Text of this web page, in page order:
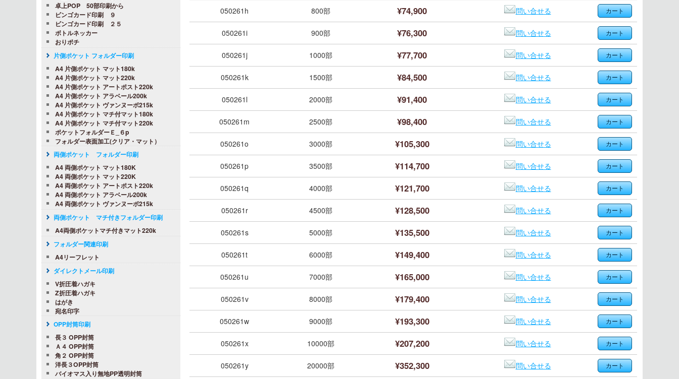
050261h 800部 ¥74,900 問い合せる
050261i 900部 ¥76,300 問い合せる
050261j 1000部 ¥77,700 問い合せる
050261k 1500部 ¥84,500 問い合せる
050261l 2000部 ¥91,400 問い合せる
050261m 2500部 ¥98,400 問い合せる
050261o 3000部 ¥105,300 問い合せる
050261p 3500部 ¥114,700 問い合せる
050261q 4000部 ¥121,700 問い合せる
050261r 4500部 ¥128,500 問い合せる
050261s 5000部 ¥135,500 問い合せる
050261t 6000部 ¥149,400 問い合せる
050261u 7000部 ¥165,000 問い合せる
050261v 8000部 ¥179,400 問い合せる
050261w 9000部 ¥193,300 問い合せる
050261x 10000部 ¥207,200 問い合せる
050261y 20000部 ¥352,300 問い合せる
卓上POP 50部印刷から
ビンゴカード印刷 ９
ビンゴカード印刷 ２５
ボトルネッカー
おりポチ
片側ポケット フォルダー印刷
A4 片側ポケット マット180k
A4 片側ポケット マット220k
A4 片側ポケット アートポスト220k
A4 片側ポケット アラベール200k
A4 片側ポケット ヴァンヌーボ215k
A4 片側ポケット マチ付マット180k
A4 片側ポケット マチ付マット220k
ポケットフォルダーＥ_６p
フォルダー表面加工(クリア・マット）
両側ポケット フォルダー印刷
A4 両側ポケット マット180K
A4 両側ポケット マット220K
A4 両側ポケット アートポスト220k
A4 両側ポケット アラベール200k
A4 両側ポケット ヴァンヌーボ215k
両側ポケット マチ付きフォルダー印刷
A4両側ポケットマチ付きマット220k
フォルダー関連印刷
A4リーフレット
ダイレクトメール印刷
V折圧着ハガキ
Z折圧着ハガキ
はがき
宛名印字
OPP封筒印刷
長３ OPP封筒
Ａ４ OPP封筒
角２ OPP封筒
洋長３OPP封筒
バイオマス入り無地PP透明封筒